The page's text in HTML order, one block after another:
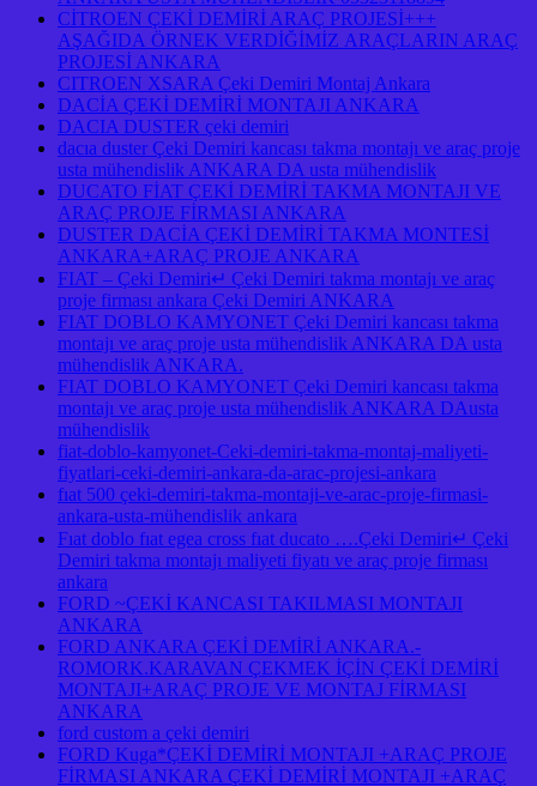
CİTROEN ÇEKİ DEMİRİ ARAÇ PROJESİ+++
AŞAĞIDA ÖRNEK VERDİĞİMİZ ARAÇLARIN ARAÇ
PROJESİ ANKARA
CITROEN XSARA Çeki Demiri Montaj Ankara
DACİA ÇEKİ DEMİRİ MONTAJI ANKARA
DACIA DUSTER çeki demiri
dacıa duster Çeki Demiri kancası takma montajı ve araç proje
usta mühendislik ANKARA DA usta mühendislik
DUCATO FİAT ÇEKİ DEMİRİ TAKMA MONTAJI VE
ARAÇ PROJE FİRMASI ANKARA
DUSTER DACİA ÇEKİ DEMİRİ TAKMA MONTESİ
ANKARA+ARAÇ PROJE ANKARA
FIAT – Çeki Demiri↵ Çeki Demiri takma montajı ve araç
proje firması ankara Çeki Demiri ANKARA
FIAT DOBLO KAMYONET Çeki Demiri kancası takma
montajı ve araç proje usta mühendislik ANKARA DA usta
mühendislik ANKARA.
FIAT DOBLO KAMYONET Çeki Demiri kancası takma
montajı ve araç proje usta mühendislik ANKARA DAusta
mühendislik
fiat-doblo-kamyonet-Ceki-demiri-takma-montaj-maliyeti-
fiyatlari-ceki-demiri-ankara-da-arac-projesi-ankara
fıat 500 çeki-demiri-takma-montaji-ve-arac-proje-firmasi-
ankara-usta-mühendislik ankara
Fıat doblo fıat egea cross fıat ducato ….Çeki Demiri↵ Çeki
Demiri takma montajı maliyeti fiyatı ve araç proje firması
ankara
FORD ~ÇEKİ KANCASI TAKILMASI MONTAJI
ANKARA
FORD ANKARA ÇEKİ DEMİRİ ANKARA.-
ROMORK.KARAVAN ÇEKMEK İÇİN ÇEKİ DEMİRİ
MONTAJI+ARAÇ PROJE VE MONTAJ FİRMASI
ANKARA
ford custom a çeki demiri
FORD Kuga*ÇEKİ DEMİRİ MONTAJI +ARAÇ PROJE
FİRMASI ANKARA ÇEKİ DEMİRİ MONTAJI +ARAÇ